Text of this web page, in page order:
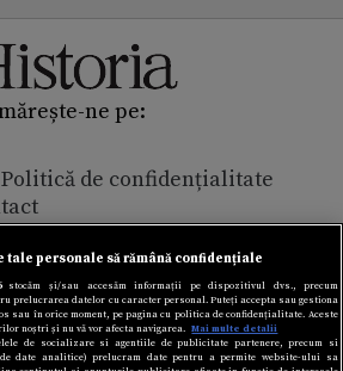
ne pe:
Politică de confidențialitate
pentru confidențialitate
Adevarul Holding 2026
Adevărul Holding:
tale personale să rămână confidențiale
stocăm și/sau accesăm informații pe dispozitivul dvs., precum
prelucrarea datelor cu caracter personal. Puteți accepta sau gestiona
sau în orice moment, pe pagina cu politica de confidențialitate. Aceste
noștri și nu vă vor afecta navigarea. Mai multe detalii
de socializare si agentiile de publicitate partenere, precum si
date analitice) prelucram date pentru a permite website-ului sa